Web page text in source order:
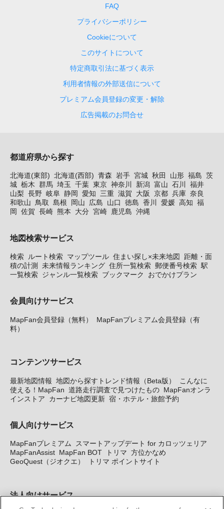
FAQ
プライバシーポリシー
Cookieについて
このサイトについて
特定商取引法に基づく表示
利用者情報の外部送信について
プレミアム会員登録の変更・解除
広告掲載のお問合せ
都道府県から探す
北海道(東部) 北海道(西部) 青森 岩手 宮城 秋田 山形 福島 茨
城 栃木 群馬 埼玉 千葉 東京 神奈川 新潟 富山 石川
福井
山梨 長野 岐阜 静岡 愛知 三重 滋賀 大阪 京都 兵庫 奈良
和歌山 鳥取 島根 岡山 広島 山口 徳島 香川 愛媛 高知 福
岡
佐賀 長崎 熊本 大分 宮崎 鹿児島 沖縄
地図検索サービス
検索 ルート検索 マップツール 住まい探し×未来地図
距離・面
積の計測
未来情報ランキング 住所一覧検索 郵便番号検索 駅
一覧検索 ジャンル一覧検索 ブックマーク おでかけプラン
会員向けサービス
MapFan会員登録（無料）
MapFanプレミアム会員登録（有
料）
コンテンツサービス
最新地図情報 地図から探すトレンド情報（Beta版）
こんなに
使える！MapFan 道路走行調査で見つけたもの MapFanオンラ
インストア
カーナビ地図更新 宿・ホテル・旅館予約
個人向けサービス
MapFanプレミアム
スマートアップデート for カロッツェリア
MapFanAssist MapFan BOT トリマ 方位かなめ
GeoQuest（ジオクエ）
トリマ ポイントサイト
法人向けサービス